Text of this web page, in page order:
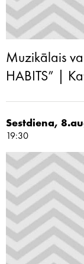
Muzikālais
HABITS” |
Sestdiena,
19:30